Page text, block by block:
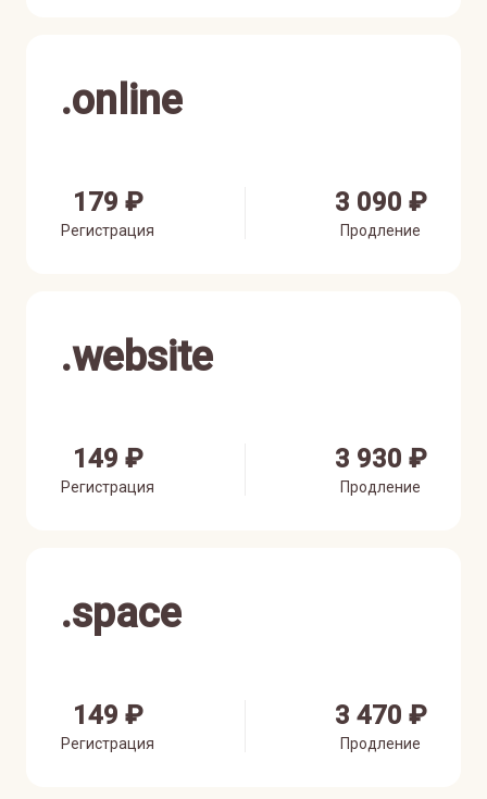
.online
179 ₽
Регистрация
3 090 ₽
Продление
.website
149 ₽
Регистрация
3 930 ₽
Продление
.space
149 ₽
Регистрация
3 470 ₽
Продление